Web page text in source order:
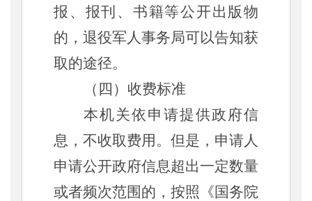
报、报刊、书籍等公开出版物
的，退役军人事务局可以告知获
取的途径。
（四）收费标准
本机关依申请提供政府信
息，不收取费用。但是，申请人
申请公开政府信息超出一定数量
或者频次范围的，按照《国务院